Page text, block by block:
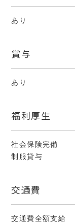
あり
賞与
あり
福利厚生
社会保険完備
制服貸与
交通費
交通費全額支給